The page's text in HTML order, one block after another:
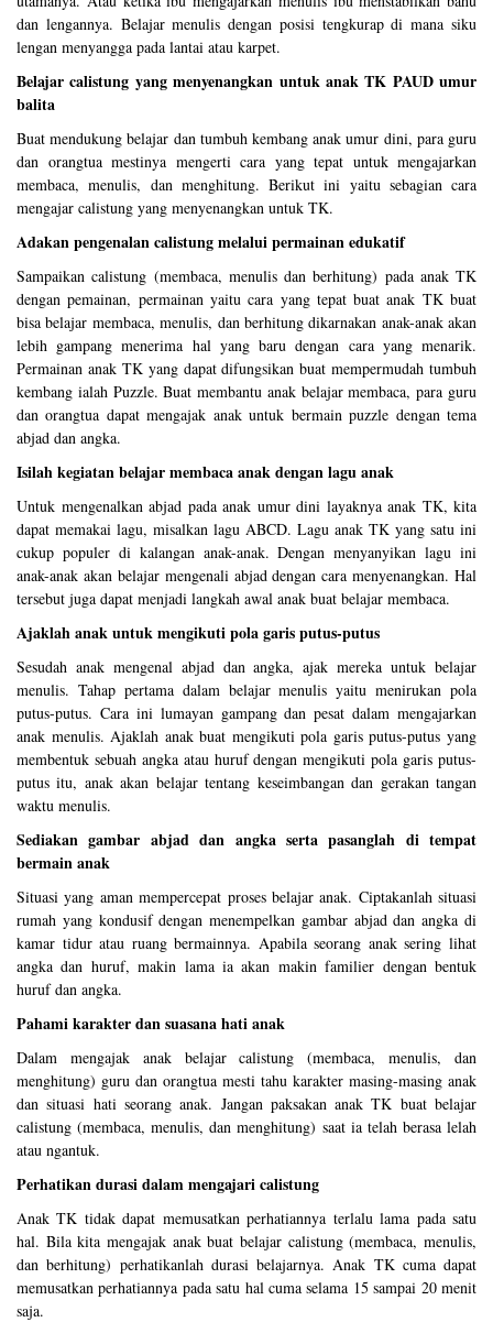
dan lengannya. Belajar menulis dengan posisi tengkurap di mana siku
lengan menyangga pada lantai atau karpet.
Belajar calistung yang menyenangkan untuk anak TK PAUD umur
balita
Buat mendukung belajar dan tumbuh kembang anak umur dini, para guru
dan orangtua mestinya mengerti cara yang tepat untuk mengajarkan
membaca, menulis, dan menghitung. Berikut ini yaitu sebagian cara
mengajar calistung yang menyenangkan untuk TK.
Adakan pengenalan calistung melalui permainan edukatif
Sampaikan calistung (membaca, menulis dan berhitung) pada anak TK
dengan pemainan, permainan yaitu cara yang tepat buat anak TK buat
bisa belajar membaca, menulis, dan berhitung dikarnakan anak-anak akan
lebih gampang menerima hal yang baru dengan cara yang menarik.
Permainan anak TK yang dapat difungsikan buat mempermudah tumbuh
kembang ialah Puzzle. Buat membantu anak belajar membaca, para guru
dan orangtua dapat mengajak anak untuk bermain puzzle dengan tema
abjad dan angka.
Isilah kegiatan belajar membaca anak dengan lagu anak
Untuk mengenalkan abjad pada anak umur dini layaknya anak TK, kita
dapat memakai lagu, misalkan lagu ABCD. Lagu anak TK yang satu ini
cukup populer di kalangan anak-anak. Dengan menyanyikan lagu ini
anak-anak akan belajar mengenali abjad dengan cara menyenangkan. Hal
tersebut juga dapat menjadi langkah awal anak buat belajar membaca.
Ajaklah anak untuk mengikuti pola garis putus-putus
Sesudah anak mengenal abjad dan angka, ajak mereka untuk belajar
menulis. Tahap pertama dalam belajar menulis yaitu menirukan pola
putus-putus. Cara ini lumayan gampang dan pesat dalam mengajarkan
anak menulis. Ajaklah anak buat mengikuti pola garis putus-putus yang
membentuk sebuah angka atau huruf dengan mengikuti pola garis putus-
putus itu, anak akan belajar tentang keseimbangan dan gerakan tangan
waktu menulis.
Sediakan gambar abjad dan angka serta pasanglah di tempat
bermain anak
Situasi yang aman mempercepat proses belajar anak. Ciptakanlah situasi
rumah yang kondusif dengan menempelkan gambar abjad dan angka di
kamar tidur atau ruang bermainnya. Apabila seorang anak sering lihat
angka dan huruf, makin lama ia akan makin familier dengan bentuk
huruf dan angka.
Pahami karakter dan suasana hati anak
Dalam mengajak anak belajar calistung (membaca, menulis, dan
menghitung) guru dan orangtua mesti tahu karakter masing-masing anak
dan situasi hati seorang anak. Jangan paksakan anak TK buat belajar
calistung (membaca, menulis, dan menghitung) saat ia telah berasa lelah
atau ngantuk.
Perhatikan durasi dalam mengajari calistung
Anak TK tidak dapat memusatkan perhatiannya terlalu lama pada satu
hal. Bila kita mengajak anak buat belajar calistung (membaca, menulis,
dan berhitung) perhatikanlah durasi belajarnya. Anak TK cuma dapat
memusatkan perhatiannya pada satu hal cuma selama 15 sampai 20 menit
saja.